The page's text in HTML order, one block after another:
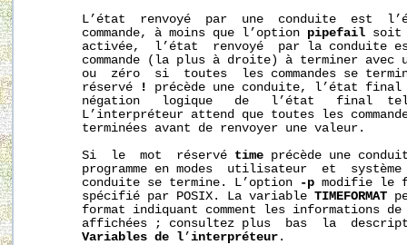
L’état  renvoyé  par  une  conduite  est
       commande, à moins que l’option
pipefail soit
activée,  l’état  renvoyé  par la conduite
commande (la plus à droite) à terminer avec
ou  zéro  si  toutes  les commandes se
       réservé
!
précède une conduite, l’état
négation   logique   de   l’état   final
L’interpréteur attend que toutes les
       terminées avant de renvoyer une valeur.
       Si  le  mot  réservé
time précède une
programme en modes  utilisateur  et
       conduite se termine. L’option
-p modifie le
       spécifié par POSIX. La variable
TIMEFORMAT
format indiquant comment les informations
affichées ; consultez plus  bas  la
Variables de l’ interpréteur .